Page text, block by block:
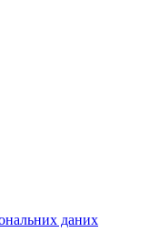
даних